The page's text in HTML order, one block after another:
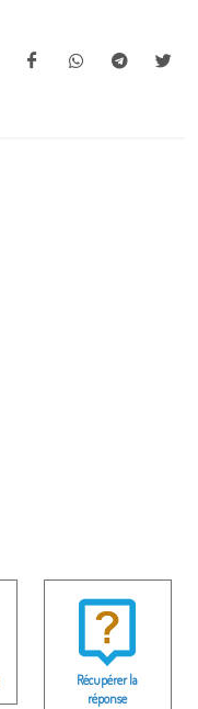
Récupérer la
réponse